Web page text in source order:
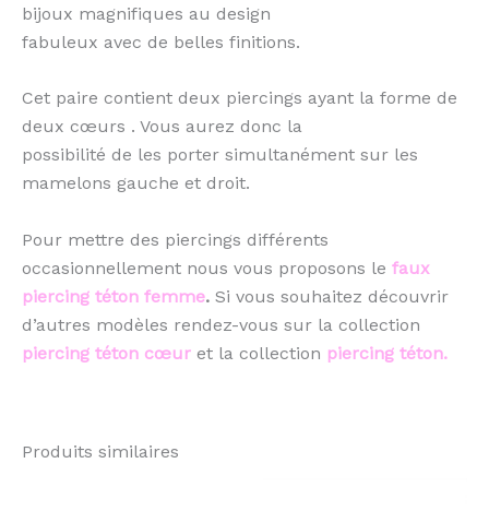
bijoux magnifiques au design
fabuleux avec de belles finitions.
Cet paire contient deux piercings ayant la forme de
deux cœurs . Vous aurez donc la
possibilité de les porter simultanément sur les
mamelons gauche et droit.
Pour mettre des piercings différents
occasionnellement nous vous proposons le faux
piercing téton femme. Si vous souhaitez découvrir
d’autres modèles rendez-vous sur la collection
piercing téton cœur et la collection piercing téton.
Produits similaires